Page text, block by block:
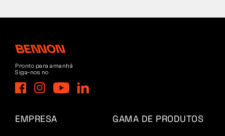
Pronto para amanhã
Siga-nos no
EMPRESA GAMA DE PRODUTOS